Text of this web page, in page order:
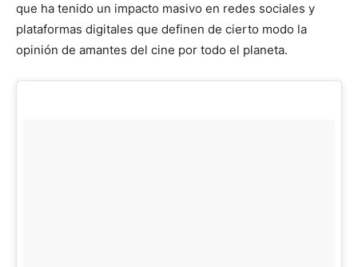
que ha tenido un impacto masivo en redes sociales y
plataformas digitales que definen de cierto modo la
opinión de amantes del cine por todo el planeta.